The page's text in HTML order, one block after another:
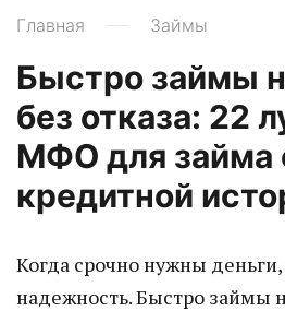
Главная Займы
Быстро займы
без отказа: 22
МФО для займа
кредитной
Когда срочно нужны
надежность. Быстро займы